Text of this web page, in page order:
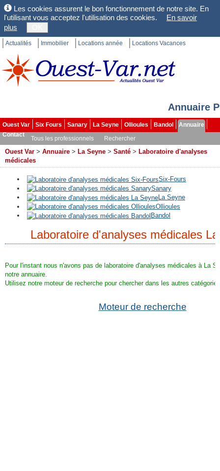
Les cookies assurent le bon fonctionnement de notre site. En
l'utilisant vous acceptez l'utilisation des cookies.
En savoir
plus
Actualités Immobilier Locations année Locations Vacances
Annuaire
Ouest Var Six Fours Sanary La Seyne Ollioules Bandol
Annuaire
Contact
Tous les professionnels Rechercher
Ouest Var > Annuaire > La Seyne > Santé > Laboratoire d'analyses
médicales
Six-Fours
Sanary
La Seyne
Ollioules
Bandol
Laboratoire d'analyses médicales
Pour l'instant nous n'avons pas de laboratoire d'analyses médicales à La
notre annuaire.
Utilisez notre moteur de recherche pour chercher dans les autres
Moteur de recherche